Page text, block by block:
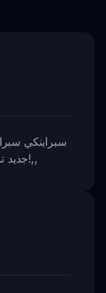
سبراينكي
جديد تمامًا! المرئيات والأصوات ببساطة رائعة!,,